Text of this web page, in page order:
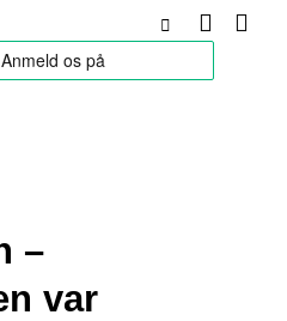
–
var